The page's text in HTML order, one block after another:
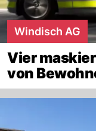
Windisch AG
Vier
von